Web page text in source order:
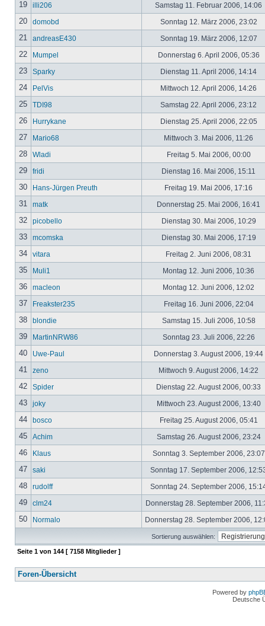
19 illi206 Samstag 11. Februar 2006, 14:06
20 domobd Sonntag 12. März 2006, 23:02
21 andreasE430 Sonntag 19. März 2006, 12:07
22 Mumpel Donnerstag 6. April 2006, 05:36
23 Sparky Dienstag 11. April 2006, 14:14
24 PelVis Mittwoch 12. April 2006, 14:26
25 TDI98 Samstag 22. April 2006, 23:12
26 Hurrykane Dienstag 25. April 2006, 22:05
27 Mario68 Mittwoch 3. Mai 2006, 11:26
28 Wladi Freitag 5. Mai 2006, 00:00
29 fridi Dienstag 16. Mai 2006, 15:11
30 Hans-Jürgen Preuth Freitag 19. Mai 2006, 17:16
31 matk Donnerstag 25. Mai 2006, 16:41
32 picobello Dienstag 30. Mai 2006, 10:29
33 mcomska Dienstag 30. Mai 2006, 17:19
34 vitara Freitag 2. Juni 2006, 08:31
35 Muli1 Montag 12. Juni 2006, 10:36
36 macleon Montag 12. Juni 2006, 12:02
37 Freakster235 Freitag 16. Juni 2006, 22:04
38 blondie Samstag 15. Juli 2006, 10:58
39 MartinNRW86 Sonntag 23. Juli 2006, 22:26
40 Uwe-Paul Donnerstag 3. August 2006, 19:44
41 zeno Mittwoch 9. August 2006, 14:22
42 Spider Dienstag 22. August 2006, 00:33
43 joky Mittwoch 23. August 2006, 13:40
44 bosco Freitag 25. August 2006, 05:41
45 Achim Samstag 26. August 2006, 23:24
46 Klaus Sonntag 3. September 2006,
47 saki Sonntag 17. September 2006,
48 rudolff Sonntag 24. September 2006,
49 clm24 Donnerstag 28. September 2006,
50 Normalo Donnerstag 28. September 2006,
Sortierung auswählen:
Seite 1 von 144 [ 7158 Mitglieder ]
Foren-Übersicht
Powered by
Deutsche